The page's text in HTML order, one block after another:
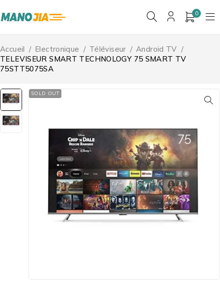
0
Accueil / Electronique / Téléviseur / Android TV /
TELEVISEUR SMART TECHNOLOGY 75 SMART TV
75STT5075SA
SOLD OUT